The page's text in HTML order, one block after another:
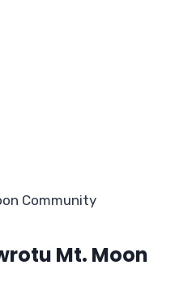
Community
Mt. Moon